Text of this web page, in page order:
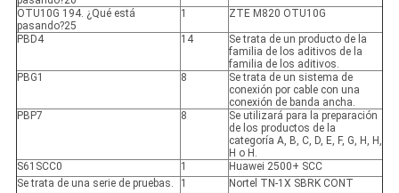
OTU10G 194. ¿Qué está
pasando?25
1 ZTE M820 OTU10G
PBD4 14
Se trata de un producto de la
familia de los aditivos de la
familia de los aditivos.
PBG1
8
Se trata de un sistema de
conexión por cable con una
conexión de banda ancha.
PBP7
8
Se utilizará para la preparación
de los productos de la
categoría A, B, C, D, E, F, G, H, H,
H o H.
S61SCC0
1
Huawei 2500+ SCC
Se trata de una serie de pruebas.
1
Nortel TN-1X SBRK CONT